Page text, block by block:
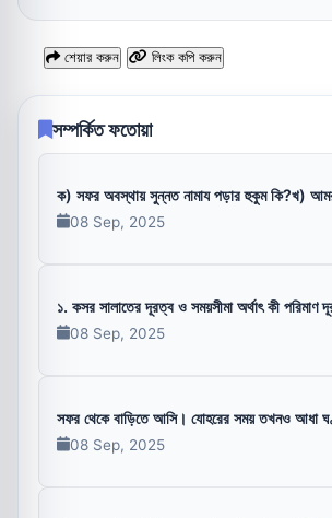
শেয়ার করুন লিংক কপি করুন
সম্পর্কিত ফতোয়া
ক) সফর অবস্থায় সুন্নত নামায পড়ার হুকুম কি?খ)
08 Sep, 2025
১. কসর সালাতের দূরত্ব ও সময়সীমা অর্থাৎ কী পরিমাণ
08 Sep, 2025
সফর থেকে বাড়িতে আসি। যোহরের সময় তখনও আধা
08 Sep, 2025